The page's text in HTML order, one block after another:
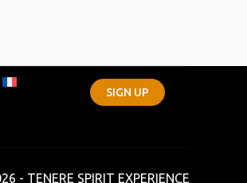
SIGN UP
- TENERE SPIRIT EXPERIENCE